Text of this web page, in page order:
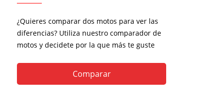
¿Quieres comparar dos motos para ver las
diferencias? Utiliza nuestro comparador de
motos y decidete por la que más te guste
Comparar